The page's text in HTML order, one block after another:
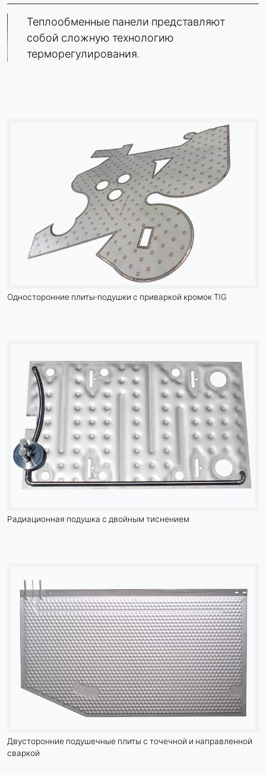
Теплообменные панели представляют
собой сложную технологию
терморегулирования.
Односторонние плиты-подушки с приваркой кромок TIG
Радиационная подушка с двойным тиснением
Двусторонние подушечные плиты с точечной и направленной
сваркой